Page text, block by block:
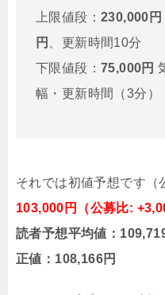
上限値段： 230,000円
円
、更新時間10分
下限値段： 75,000円
幅・更新時間（3分）
それでは初値予想です（
103,000円（公募比:
読者予想平均値：
正値：108,166円